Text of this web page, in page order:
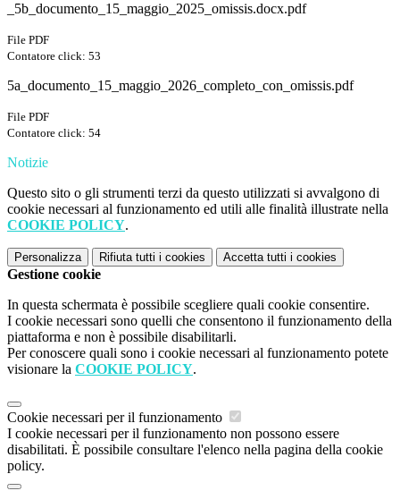
_5b_documento_15_maggio_2025_omissis.docx.pdf
File PDF
Contatore click: 53
5a_documento_15_maggio_2026_completo_con_omissis.pdf
File PDF
Contatore click: 54
Notizie
Questo sito o gli strumenti terzi da questo utilizzati si avvalgono di
cookie necessari al funzionamento ed utili alle finalità illustrate nella
COOKIE POLICY.
Personalizza Rifiuta tutti i cookies Accetta tutti i cookies
Gestione cookie
In questa schermata è possibile scegliere quali cookie consentire.
I cookie necessari sono quelli che consentono il funzionamento della
piattaforma e non è possibile disabilitarli.
Per conoscere quali sono i cookie necessari al funzionamento potete
visionare la COOKIE POLICY.
Cookie necessari per il funzionamento
I cookie necessari per il funzionamento non possono essere
disabilitati. È possibile consultare l'elenco nella pagina della cookie
policy.